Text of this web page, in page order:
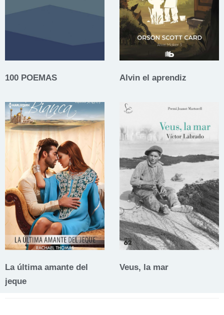
100 POEMAS Alvin el aprendiz
La última amante del
jeque
Veus, la mar